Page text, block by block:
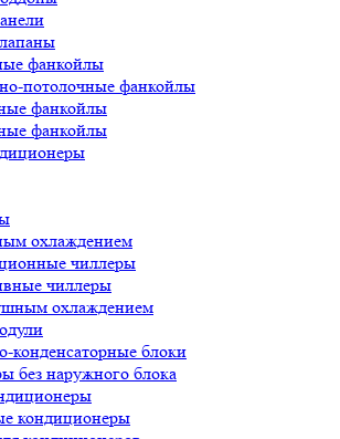
фанкойлы
потолочные фанкойлы
фанкойлы
фанкойлы
охлаждением
чиллеры
чиллеры
охлаждением
конденсаторные блоки
без наружного блока
кондиционеры